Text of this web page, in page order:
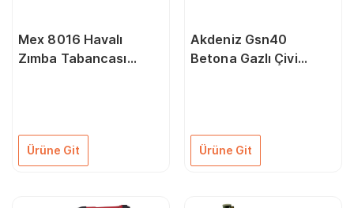
Mex 8016 Havalı
Zımba Tabancası
Ürüne Git
Akdeniz Gsn40
Betona Gazlı Çivi
Ürüne Git